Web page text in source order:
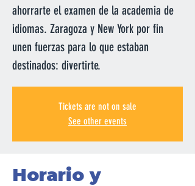
ahorrarte el examen de la academia de
idiomas. Zaragoza y New York por fin
unen fuerzas para lo que estaban
destinados: divertirte.
Tickets are not on sale
See other events
Horario y